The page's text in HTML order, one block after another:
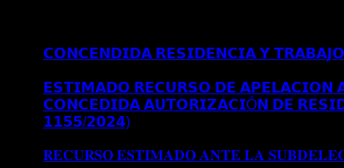
𝗖𝗢𝗡𝗖𝗘𝗡𝗗𝗜𝗗𝗔 𝗥𝗘𝗦𝗜𝗗𝗘𝗡𝗖𝗜𝗔 𝗬
𝗘𝗦𝗧𝗜𝗠𝗔𝗗𝗢 𝗥𝗘𝗖𝗨𝗥𝗦𝗢 𝗗𝗘 𝗔𝗣𝗘𝗟𝗔𝗖𝗜𝗢𝗡
𝗖𝗢𝗡𝗖𝗘𝗗𝗜𝗗𝗔 𝗔𝗨𝗧𝗢𝗥𝗜𝗭𝗔𝗖𝗜Ó𝗡 𝗗𝗘
𝟭𝟭𝟱𝟱/𝟮𝟬𝟮𝟰)
𝐑𝐄𝐂𝐔𝐑𝐒𝐎 𝐄𝐒𝐓𝐈𝐌𝐀𝐃𝐎 𝐀𝐍𝐓𝐄 𝐋𝐀